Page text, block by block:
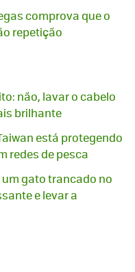
comprova que o
repetição
não, lavar o cabelo
brilhante
está protegendo
redes de pesca
gato trancado no
e levar a